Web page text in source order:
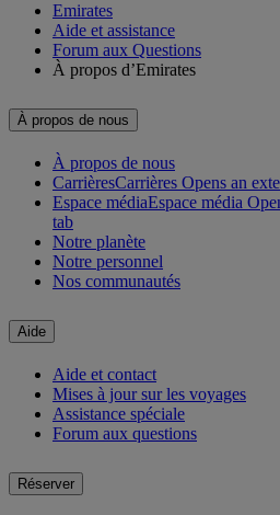
Emirates
Aide et assistance
Forum aux Questions
À propos d’Emirates
À propos de nous
À propos de nous
CarrièresCarrières Opens an
Espace médiaEspace média
tab
Notre planète
Notre personnel
Nos communautés
Aide
Aide et contact
Mises à jour sur les voyages
Assistance spéciale
Forum aux questions
Réserver